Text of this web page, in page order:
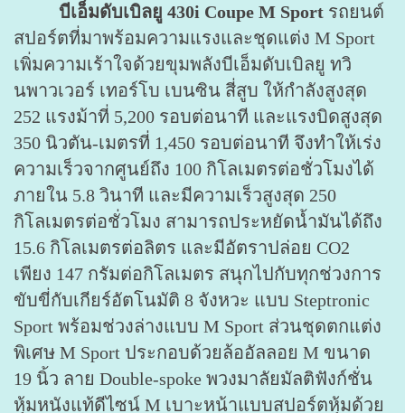
บีเอ็มดับเบิลยู 430i Coupe M Sport รถยนต์
สปอร์ตที่มาพร้อมความแรงและชุดแต่ง M Sport
เพิ่มความเร้าใจด้วยขุมพลังบีเอ็มดับเบิลยู ทวิ
นพาวเวอร์ เทอร์โบ เบนซิน สี่สูบ ให้กำลังสูงสุด
252 แรงม้าที่ 5,200 รอบต่อนาที และแรงบิดสูงสุด
350 นิวตัน-เมตรที่ 1,450 รอบต่อนาที จึงทำให้เร่ง
ความเร็วจากศูนย์ถึง 100 กิโลเมตรต่อชั่วโมงได้
ภายใน 5.8 วินาที และมีความเร็วสูงสุด 250
กิโลเมตรต่อชั่วโมง สามารถประหยัดน้ำมันได้ถึง
15.6 กิโลเมตรต่อลิตร และมีอัตราปล่อย CO2
เพียง 147 กรัมต่อกิโลเมตร สนุกไปกับทุกช่วงการ
ขับขี่กับเกียร์อัตโนมัติ 8 จังหวะ แบบ Steptronic
Sport พร้อมช่วงล่างแบบ M Sport ส่วนชุดตกแต่ง
พิเศษ M Sport ประกอบด้วยล้ออัลลอย M ขนาด
19 นิ้ว ลาย Double-spoke พวงมาลัยมัลติฟังก์ชั่น
หุ้มหนังแท้ดีไซน์ M เบาะหน้าแบบสปอร์ตหุ้มด้วย